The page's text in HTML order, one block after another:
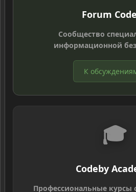
Forum
Сообщество
информационной
К
🎓
Codeby
Профессиональные курсы